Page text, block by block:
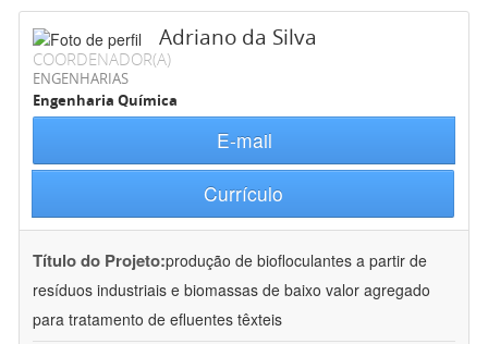
Adriano da Silva
COORDENADOR(A)
ENGENHARIAS
Engenharia Química
E-mail
Currículo
Título do Projeto:produção de biofloculantes a partir de
resíduos industriais e biomassas de baixo valor agregado
para tratamento de efluentes têxteis